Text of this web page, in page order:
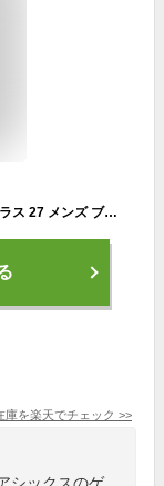
アシックス asics GEL-CUMULUS 27 ゲルキュムラス 27 メンズ ブラック ホワイト ブラウン スポーツ ランニングシューズ ランシュー 1011B960 003 100 020
庫を楽天でチェック >>